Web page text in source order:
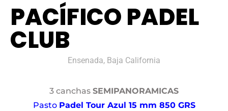
PACÍFICO PADEL
CLUB
Ensenada, Baja California
3 canchas SEMIPANORAMICAS
Pasto Padel Tour Azul 15 mm 850 GRS